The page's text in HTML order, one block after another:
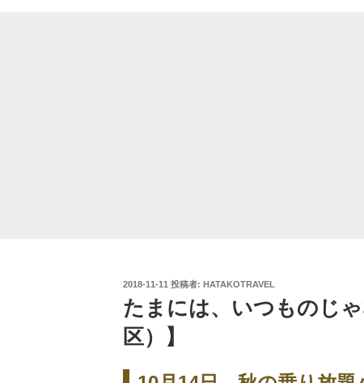
投
稿
日:
2018-11-11 投稿者: HATAKOTRAVEL
たまには、いつものじ
区）】